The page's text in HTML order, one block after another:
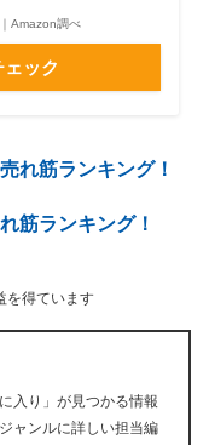
Amazon調べ
ック
れ筋ランキング！
筋ランキング！
を得ています
入り」が見つかる情報
ャンルに詳しい担当編